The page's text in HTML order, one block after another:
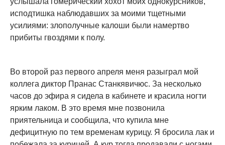
исподтишка наблюдавших за моими тщетными
усилиями: злополучные калоши были намертво
прибиты гвоздями к полу.
Во второй раз первого апреля меня разыграл мой
коллега диктор Пранас Станкявичюс. За несколько
часов до эфира я сидела в кабинете и красила ногти
ярким лаком. В это время мне позвонила
приятельница и сообщила, что купила мне
дефицитную по тем временам курицу. Я бросила лак и